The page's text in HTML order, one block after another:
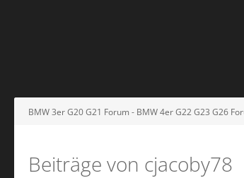
BMW 3er G20 G21 Forum - BMW 4er G22 G23 G26
Beiträge von cjacoby78